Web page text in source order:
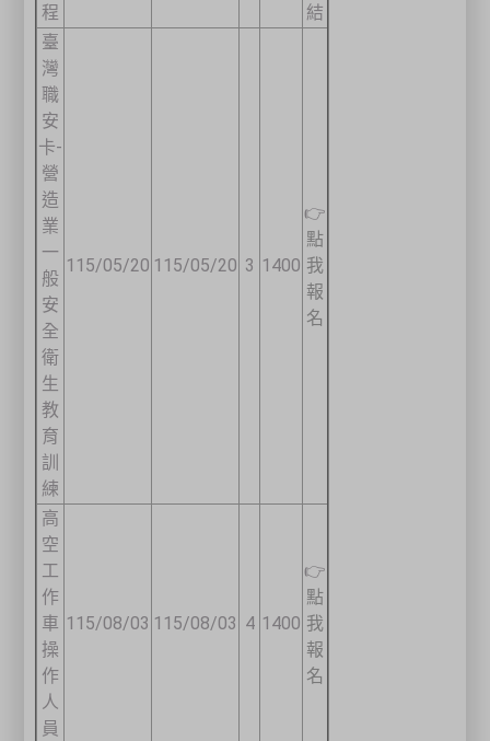
程
結
臺
灣
職
安
卡-
營
造
業
一
般
安
全
衛
生
教
育
訓
練
115/05/20 115/05/20 3 1400
👉
點
我
報
名
高
空
工
作
車
操
作
人
員
115/08/03 115/08/03 4 1400
👉
點
我
報
名